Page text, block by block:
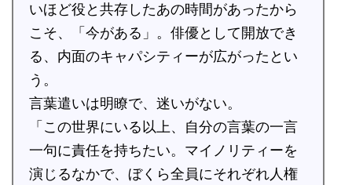
いほど役と共存したあの時間があったから
こそ、「今がある」。俳優として開放でき
る、内面のキャパシティーが広がったとい
う。
言葉遣いは明瞭で、迷いがない。
「この世界にいる以上、自分の言葉の一言
一句に責任を持ちたい。マイノリティーを
演じるなかで、ぼくら全員にそれぞれ人権